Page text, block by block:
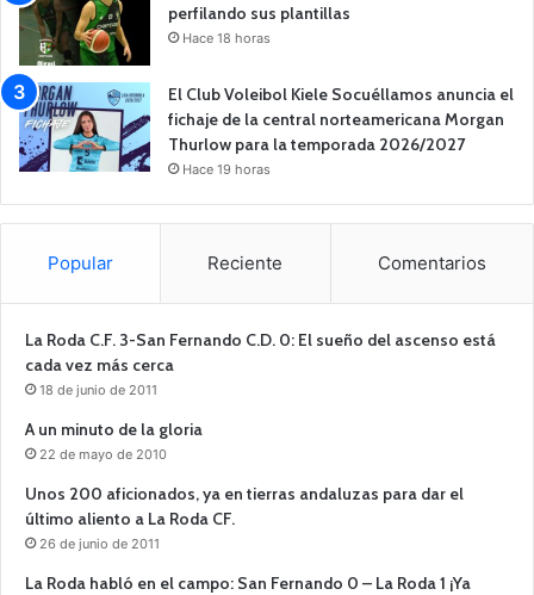
perfilando sus plantillas
Hace 18 horas
El Club Voleibol Kiele Socuéllamos anuncia el
fichaje de la central norteamericana Morgan
Thurlow para la temporada 2026/2027
Hace 19 horas
Popular Reciente Comentarios
La Roda C.F. 3-San Fernando C.D. 0: El sueño del ascenso está
cada vez más cerca
18 de junio de 2011
A un minuto de la gloria
22 de mayo de 2010
Unos 200 aficionados, ya en tierras andaluzas para dar el
último aliento a La Roda CF.
26 de junio de 2011
La Roda habló en el campo: San Fernando 0 – La Roda 1 ¡Ya